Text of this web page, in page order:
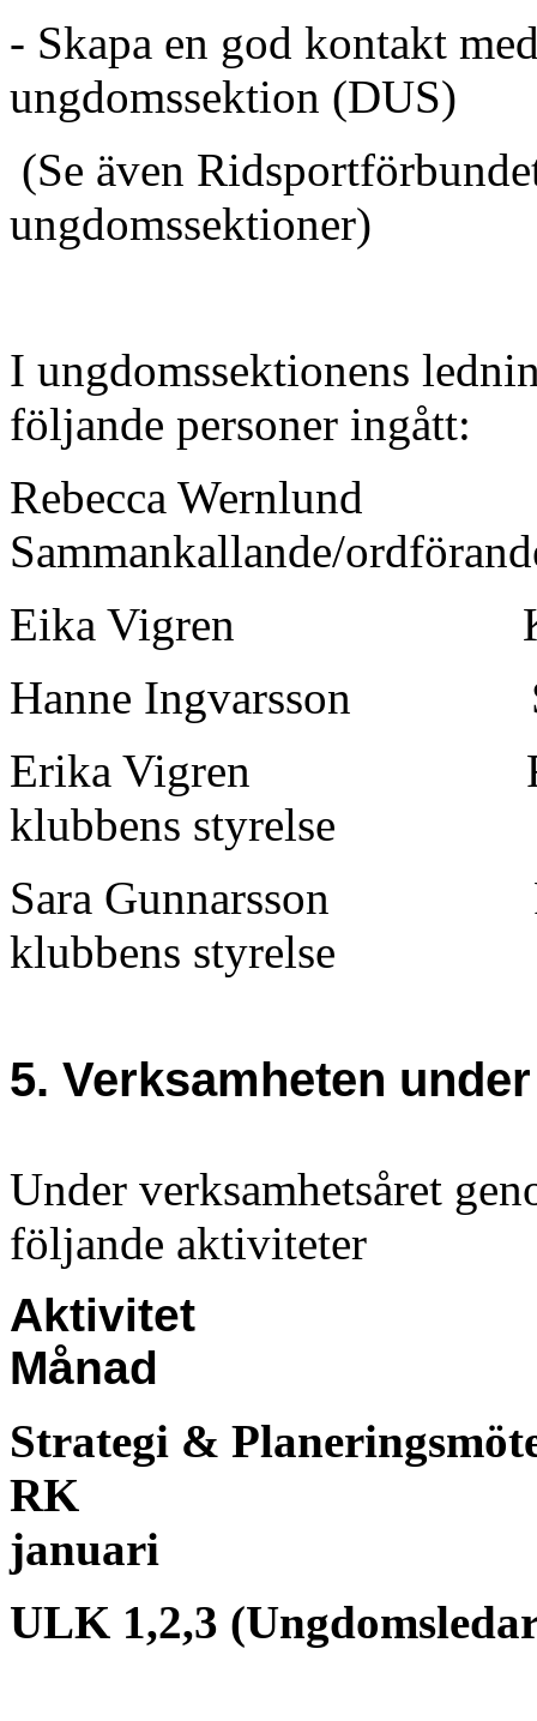
- Skapa en god kontakt
ungdomssektion (DUS)
(Se även
ungdomssektioner)
I ungdomssektionens
följande personer ingått:
Rebecca Wernlund
Sammankallande/
Eika Vigren
Hanne Ingvarsson
Erika Vigren
klubbens styrelse
Sara Gunnarsson
klubbens styrelse
5. Verksamheten
Under verksamhetsåret
följande aktiviteter
Aktivitet
Månad
Strategi &
RK
januari
ULK 1,2,3